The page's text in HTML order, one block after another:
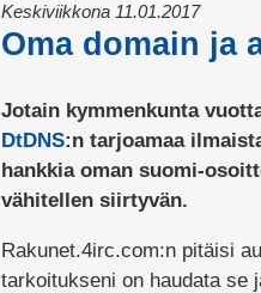
Keskiviikkona 11.01.2017
Oma domain ja
Jotain kymmenkunta
DtDNS:n tarjoamaa
hankkia oman suomi-
vähitellen siirtyvän.
Rakunet.4irc.com:n pitäisi
tarkoitukseni on haudata